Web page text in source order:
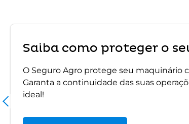
Saiba como proteger o
O Seguro Agro protege seu maquinário
Garanta a continuidade das suas
ideal!